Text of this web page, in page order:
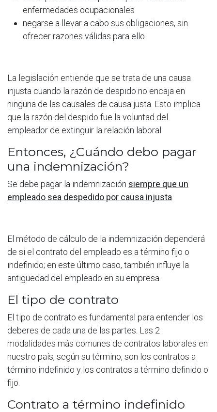
enfermedades ocupacionales
negarse a llevar a cabo sus obligaciones, sin
ofrecer razones válidas para ello
La legislación entiende que se trata de una causa
injusta cuando la razón de despido no encaja en
ninguna de las causales de causa justa. Esto implica
que la razón del despido fue la voluntad del
empleador de extinguir la relación laboral.
Entonces, ¿Cuándo debo pagar
una indemnización?
Se debe pagar la indemnización siempre que un
empleado sea despedido por causa injusta
El método de cálculo de la indemnización dependerá
de si el contrato del empleado es a término fijo o
indefinido; en este último caso, también influye la
antigüedad del empleado en su empresa.
El tipo de contrato
El tipo de contrato es fundamental para entender los
deberes de cada una de las partes. Las 2
modalidades más comunes de contratos laborales en
nuestro país, según su término, son los contratos a
término indefinido y los contratos a término definido o
fijo.
Contrato a término indefinido